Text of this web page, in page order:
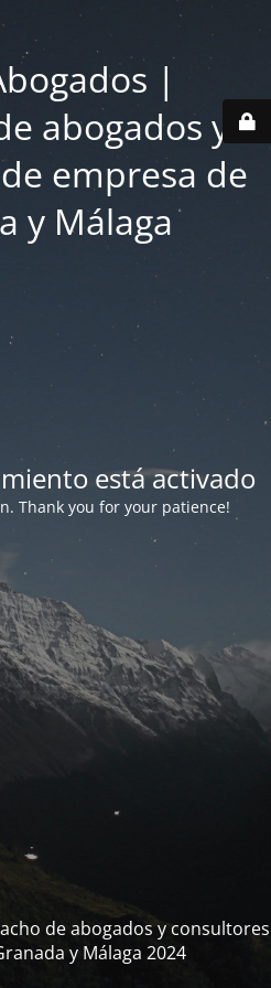
|
abogados y
empresa de
y Málaga
está activado
Thank you for your patience!
de abogados y consultores
y Málaga 2024